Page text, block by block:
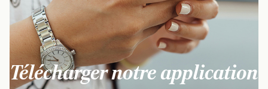
Télécharger notre application